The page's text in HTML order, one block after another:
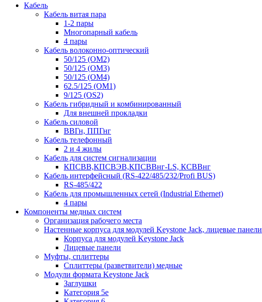
Кабель
Кабель витая пара
1-2 пары
Многопарный кабель
4 пары
Кабель волоконно-оптический
50/125 (OM2)
50/125 (OM3)
50/125 (OM4)
62.5/125 (OM1)
9/125 (OS2)
Кабель гибридный и комбинированный
Для внешней прокладки
Кабель силовой
ВВГн, ППГнг
Кабель телефонный
2 и 4 жилы
Кабель для систем сигнализации
КПСВВ,КПСВЭВ,КПСВВнг-LS, КСВВнг
Кабель интерфейсный (RS-422/485/232/Profi BUS)
RS-485/422
Кабель для промышленных сетей (Industrial Ethernet)
4 пары
Компоненты медных систем
Организация рабочего места
Настенные корпуса для модулей Keystone Jack, лицевые панели
Корпуса для модулей Keystone Jack
Лицевые панели
Муфты, сплиттеры
Сплиттеры (разветвители) медные
Модули формата Keystone Jack
Заглушки
Категория 5е